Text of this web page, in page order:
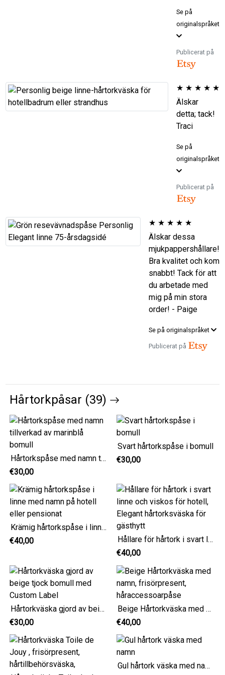
Se på
originalspråket
Publicerat på
★ ★ ★ ★ ★
Älskar
detta; tack!
Traci
Se på
originalspråket
Publicerat på
★ ★ ★ ★ ★
Älskar dessa
mjukpappershållare!
Bra kvalitet och kom
snabbt! Tack för att
du arbetade med
mig på min stora
order! - Paige
Se på originalspråket
Publicerat på
Hårtorkpåsar (39)
Hårtorkspåse med namn tillverkad av marinblå bomull
€30,00
Svart hårtorkspåse i bomull
€30,00
Krämig hårtorkspåse i linne med namn på hotell eller pensionat
€40,00
Hållare för hårtork i svart linne och viskos för hotell, Elegant hårtorksväska för gästhytt
€40,00
Hårtorkväska gjord av beige tjock bomull med Custom Label
€30,00
Beige Hårtorkväska med namn, frisörpresent, håraccessoarpåse
€40,00
Gul hårtork väska med namn